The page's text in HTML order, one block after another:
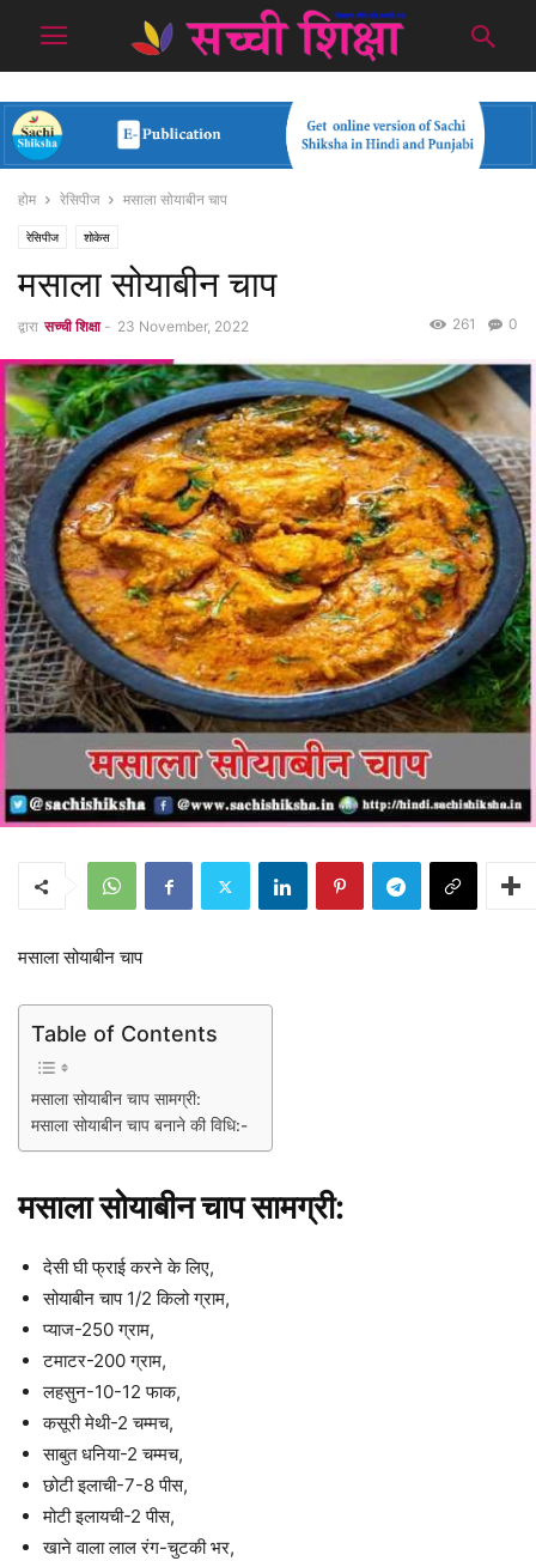
होम रेसिपीज मसाला सोयाबीन चाप
रेसिपीज शोकेस
मसाला सोयाबीन चाप
द्वारा सच्ची शिक्षा - 23 November, 2022 0
261
मसाला सोयाबीन चाप
Table of Contents
मसाला सोयाबीन चाप सामग्री:
मसाला सोयाबीन चाप बनाने की विधि:-
मसाला सोयाबीन चाप सामग्री:
देसी घी फ्राई करने के लिए,
सोयाबीन चाप 1/2 किलो ग्राम,
प्याज-250 ग्राम,
टमाटर-200 ग्राम,
लहसुन-10-12 फाक,
कसूरी मेथी-2 चम्मच,
साबुत धनिया-2 चम्मच,
छोटी इलाची-7-8 पीस,
मोटी इलायची-2 पीस,
खाने वाला लाल रंग-चुटकी भर,